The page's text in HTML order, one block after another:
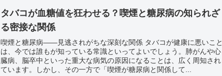
タバコが血糖値を狂わせる？喫煙と糖尿病の知られざ
る密接な関係
喫煙と糖尿病――見逃されがちな深刻な関係 タバコが健康に悪いこと
は、今では誰もが知っている常識といってよいでしょう。肺がんや心
臓病、脳卒中といった重大な病気の原因になることは、広く周知され
ています。しかし、その一方で「喫煙が糖尿病と関係して...